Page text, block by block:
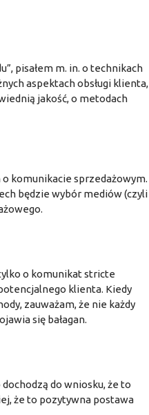
pisałem m. in. o technikach
aspektach obsługi klienta,
jakość, o metodach
komunikacie sprzedażowym.
będzie wybór mediów (czyli
o komunikat stricte
klienta. Kiedy
zauważam, że nie każdy
się bałagan.
do wniosku, że to
że to pozytywna postawa